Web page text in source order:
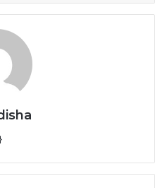
Website